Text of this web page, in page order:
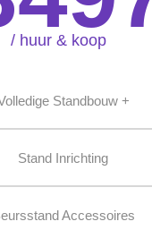
/ huur & koop
Standbouw +
Stand Inrichting
Accessoires